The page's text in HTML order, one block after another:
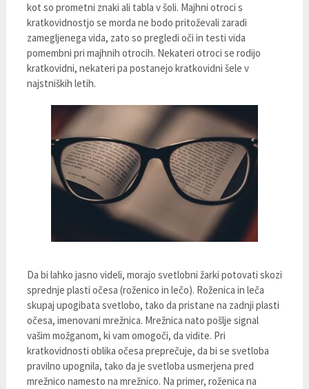
kot so prometni znaki ali tabla v šoli. Majhni otroci s
kratkovidnostjo se morda ne bodo pritoževali zaradi
zamegljenega vida, zato so pregledi oči in testi vida
pomembni pri majhnih otrocih. Nekateri otroci se rodijo
kratkovidni, nekateri pa postanejo kratkovidni šele v
najstniških letih.
Da bi lahko jasno videli, morajo svetlobni žarki potovati skozi
sprednje plasti očesa (roženico in lečo). Roženica in leča
skupaj upogibata svetlobo, tako da pristane na zadnji plasti
očesa, imenovani mrežnica. Mrežnica nato pošlje signal
vašim možganom, ki vam omogoči, da vidite. Pri
kratkovidnosti oblika očesa preprečuje, da bi se svetloba
pravilno upognila, tako da je svetloba usmerjena pred
mrežnico namesto na mrežnico. Na primer, roženica na